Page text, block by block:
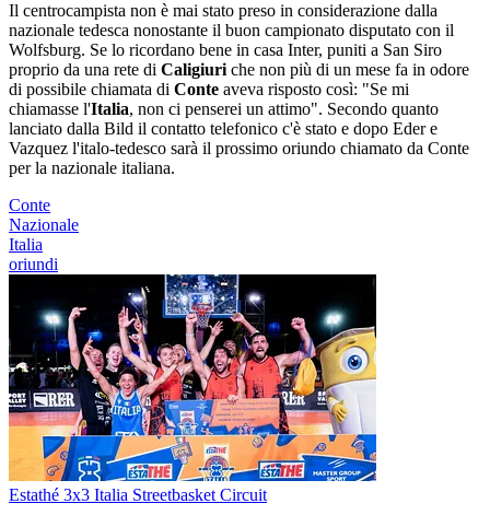
Il centrocampista non è mai stato preso in considerazione dalla
nazionale tedesca nonostante il buon campionato disputato con il
Wolfsburg. Se lo ricordano bene in casa Inter, puniti a San Siro
proprio da una rete di Caligiuri che non più di un mese fa in odore
di possibile chiamata di Conte aveva risposto così: "Se mi
chiamasse l'Italia, non ci penserei un attimo". Secondo quanto
lanciato dalla Bild il contatto telefonico c'è stato e dopo Eder e
Vazquez l'italo-tedesco sarà il prossimo oriundo chiamato da Conte
per la nazionale italiana.
Conte
Nazionale
Italia
oriundi
Estathé 3x3 Italia Streetbasket Circuit